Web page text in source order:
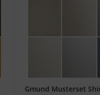
Gmund Musterset